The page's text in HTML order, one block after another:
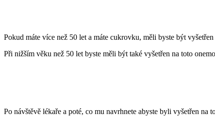
Pokud máte více než 50 let a máte cukrovku, měli byste být
Při nižším věku než 50 let byste měli být také vyšetřen na toto
Po návštěvě lékaře a poté, co mu navrhnete abyste byli vyšetřen